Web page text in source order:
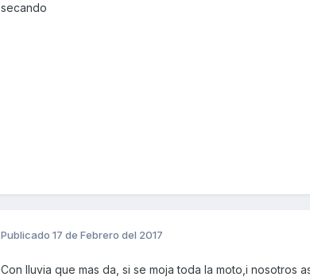
secando
Publicado 17 de Febrero del 2017
Con lluvia que mas da, si se moja toda la moto,i nosotros